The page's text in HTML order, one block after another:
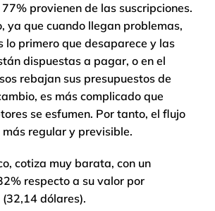
provienen de las suscripciones.
ya que cuando llegan problemas,
lo primero que desaparece y las
dispuestas a pagar, o en el
rebajan sus presupuestos de
es más complicado que
se esfumen. Por tanto, el flujo
regular y previsible.
cotiza muy barata, con un
respecto a su valor por
dólares).